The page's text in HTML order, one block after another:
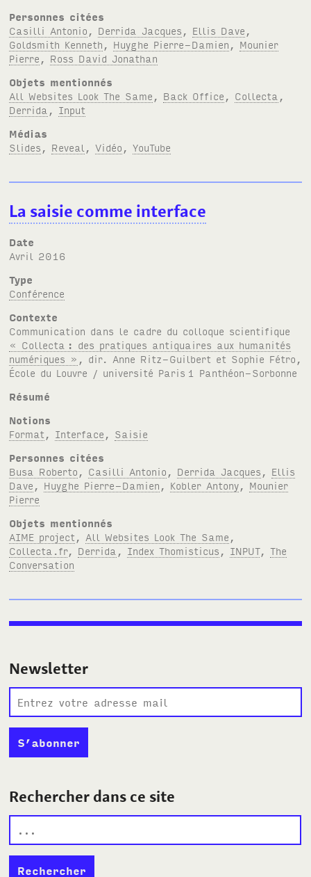
Personnes citées
Casilli Antonio
Derrida Jacques Ellis Dave
Goldsmith Kenneth
Huyghe Pierre-Damien
Mounier
Pierre
Ross David Jonathan
Objets mentionnés
All Websites Look The Same
Back Office Collecta
Derrida
Input
Médias
Slides
Reveal ,Vidéo ,YouTube
La saisie comme interface
Date
avril 2016
Type
Conférence
Contexte
Communication dans le cadre du colloque scientifique
« Collecta : des pratiques antiquaires aux humanités
numériques »
, dir. Anne Ritz-Guilbert et Sophie Fétro,
École du Louvre / université Paris 1 Panthéon-Sorbonne
Résumé
Notions
Format
Interface
Saisie
Personnes citées
Busa Roberto
Casilli Antonio Derrida Jacques
Ellis
Dave
Huyghe Pierre-Damien Kobler Antony
Mounier
Pierre
Objets mentionnés
AIME project
All Websites Look The Same
Collecta.fr, Derrida Index Thomisticus INPUT,The
Conversation
Newsletter
Rechercher dans ce site